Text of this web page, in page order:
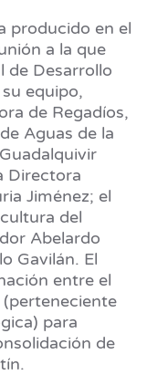
producido en el
a la que
de Desarrollo
equipo,
de Regadíos,
Aguas de la
Directora
Jiménez; el
del
Abelardo
Gavilán. El
entre el
para
de